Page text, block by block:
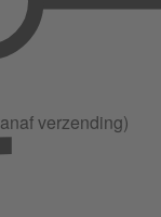
verzending)